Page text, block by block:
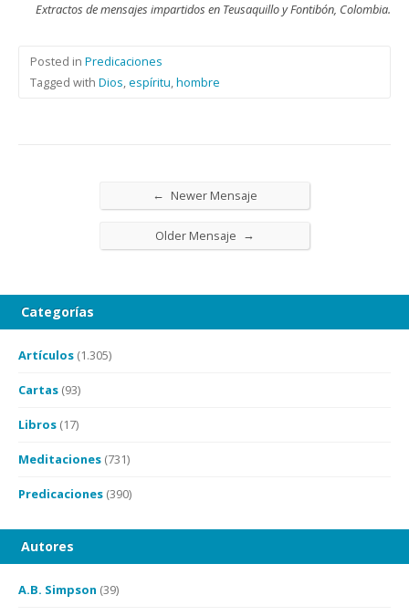
Extractos de mensajes impartidos en Teusaquillo y Fontibón, Colombia.
Posted in Predicaciones
Tagged with Dios,espíritu,hombre
← Newer Mensaje
Older Mensaje →
Categorías
Artículos (1.305)
Cartas (93)
Libros (17)
Meditaciones (731)
Predicaciones (390)
Autores
A.B. Simpson (39)